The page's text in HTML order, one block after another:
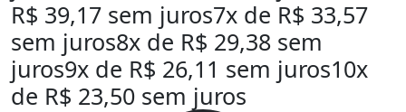
R$ 39,17 sem juros7x de R$ 33,57
sem juros8x de R$ 29,38 sem
juros9x de R$ 26,11 sem juros10x
de R$ 23,50 sem juros